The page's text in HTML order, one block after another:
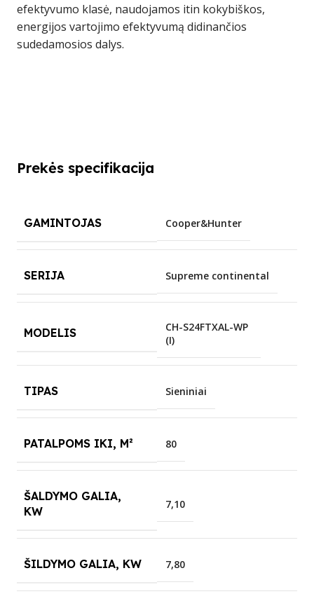
efektyvumo klasė, naudojamos itin kokybiškos,
energijos vartojimo efektyvumą didinančios
sudedamosios dalys.
Prekės specifikacija
GAMINTOJAS Cooper&Hunter
SERIJA Supreme continental
MODELIS
CH-S24FTXAL-WP
(I)
TIPAS Sieniniai
PATALPOMS IKI, M² 80
ŠALDYMO GALIA,
KW
7,10
ŠILDYMO GALIA, KW 7,80